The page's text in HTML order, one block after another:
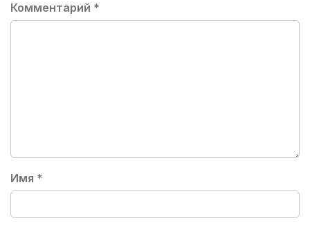
Комментарий *
Имя *